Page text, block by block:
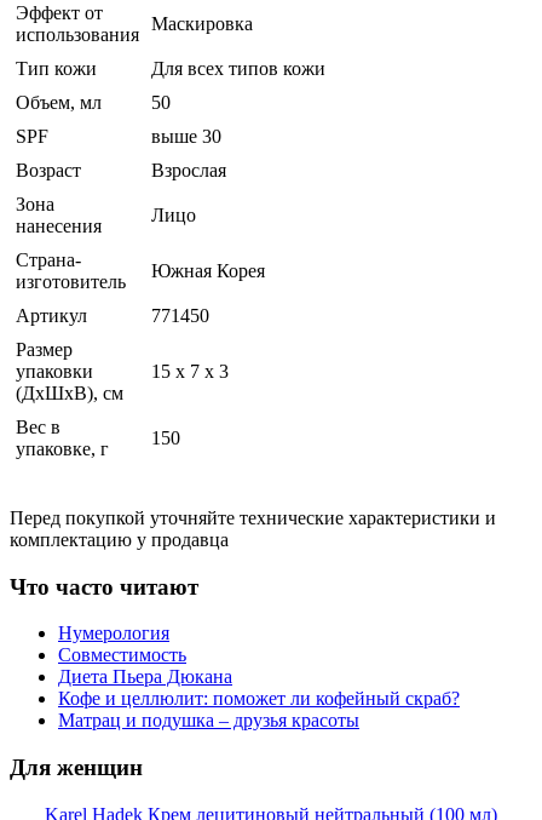
Эффект от
использования
Маскировка
Тип кожи
Для всех типов кожи
Объем, мл
50
SPF
выше 30
Возраст
Взрослая
Зона
нанесения
Лицо
Страна-
изготовитель
Южная Корея
Артикул
771450
Размер
упаковки
(ДхШхВ), см
15 x 7 x 3
Вес в
упаковке, г
150
Перед покупкой уточняйте технические характеристики и
комплектацию у продавца
Что часто читают
Нумерология
Совместимость
Диета Пьера Дюкана
Кофе и целлюлит: поможет ли кофейный скраб?
Матрац и подушка – друзья красоты
Для женщин
Karel Hadek Крем лецитиновый нейтральный (100 мл)